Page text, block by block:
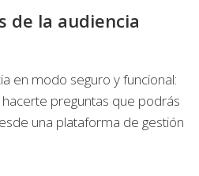
de la audiencia
en modo seguro y funcional:
preguntas que podrás
una plataforma de gestión